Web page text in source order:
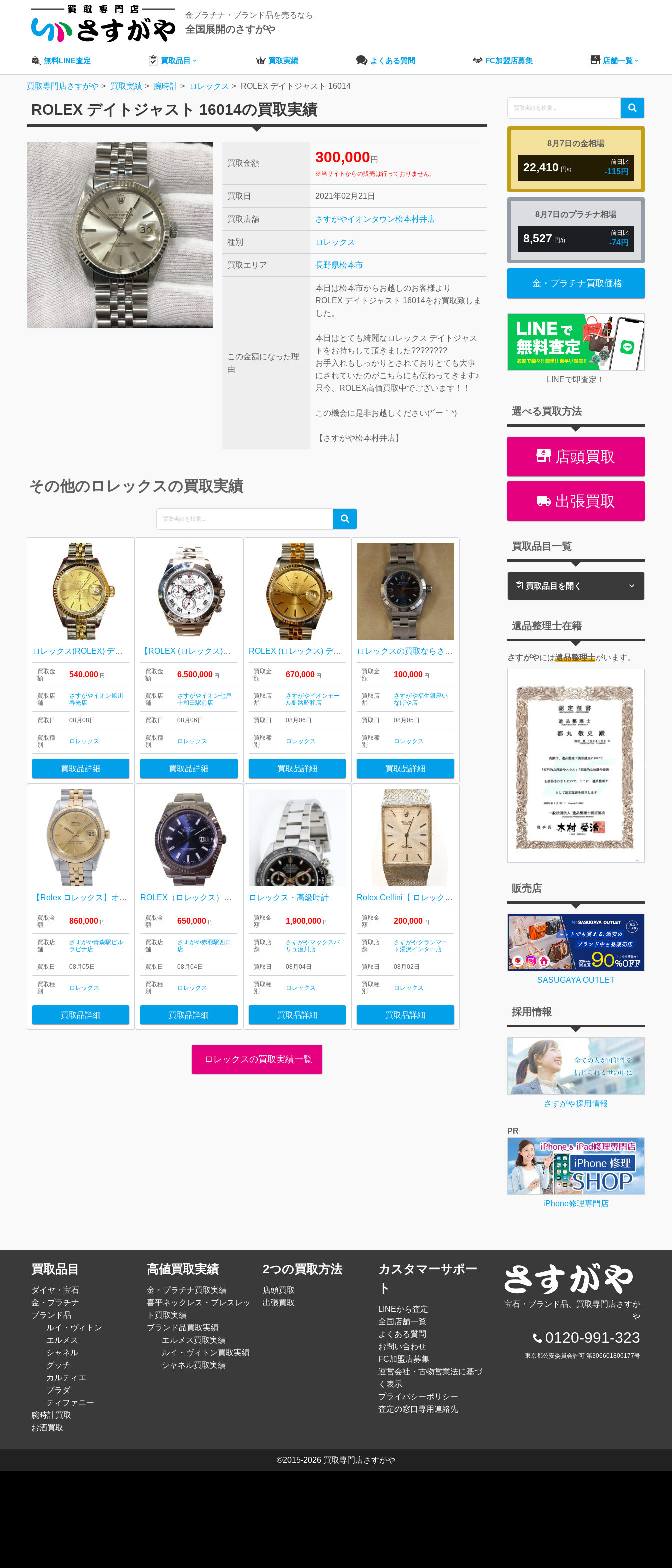
金プラチナ・ブランド品を売るなら
全国展開のさすがや
無料LINE査定 買取品目 買取実績 よくある質問 FC加盟店募集 店舗一覧
買取専門店さすがや 買取実績 腕時計 ロレックス ROLEX デイトジャスト 16014
ROLEX デイトジャスト 16014の買取実績
買取金額 300,000 円
※当サイトからの販売は行っておりません。
買取日 2021年02月21日
買取店舗 さすがやイオンタウン松本村井店
種別 ロレックス
買取エリア 長野県松本市
この金額になった理
由
本日は松本市からお越しのお客様より
ROLEX デイトジャスト 16014をお買取致しま
した。
本日はとても綺麗なロレックス デイトジャス
トをお持ちして頂きました????????
お手入れもしっかりとされておりとても大事
にされていたのがこちらにも伝わってきます♪
只今、ROLEX高価買取中でございます！！
この機会に是非お越しください(*´ー｀*)
【さすがや松本村井店】
その他のロレックスの買取実績
Search
for:
Search
ロレックス(ROLEX) デイトジャスト レディース Ref.69173 腕時計
買取金
額
540,000 円
買取店
舗
さすがやイオン旭川
春光店
買取日 08月08日
買取種
別
ロレックス
買取品詳細
【ROLEX (ロレックス)】コスモグラフ デイトナ / メテオライト文字盤 / Ref.116509
買取金
額
6,500,000 円
買取店
舗
さすがやイオン七戸
十和田駅前店
買取日 08月06日
買取種
別
ロレックス
買取品詳細
ROLEX (ロレックス) デイトジャスト Ref.16233 腕時計
買取金
額
670,000 円
買取店
舗
さすがやイオンモー
ル釧路昭和店
買取日 08月06日
買取種
別
ロレックス
買取品詳細
ロレックスの買取ならさすがや！| 福生市加美平| ROLEXオイスターパーペチュアル
買取金
額
100,000 円
買取店
舗
さすがや福生銀座い
なげや店
買取日 08月05日
買取種
別
ロレックス
買取品詳細
【Rolex ロレックス】オイスターパペチュアル・デイトジャスト・16233・ゴールドコンビ・シャンパン文字盤・メンズ・レディース
買取金
額
860,000 円
買取店
舗
さすがや青森駅ビル
ラビナ店
買取日 08月05日
買取種
別
ロレックス
買取品詳細
ROLEX（ロレックス）デイトジャストⅡ 116334 ネイビー文字盤
買取金
額
650,000 円
買取店
舗
さすがや赤羽駅西口
店
買取日 08月04日
買取種
別
ロレックス
買取品詳細
ロレックス・高級時計
買取金
額
1,900,000 円
買取店
舗
さすがやマックスバ
リュ澄川店
買取日 08月04日
買取種
別
ロレックス
買取品詳細
Rolex Cellini【 ロレックス チェリーニ 】
買取金
額
200,000 円
買取店
舗
さすがやグランマー
ト湯沢インター店
買取日 08月02日
買取種
別
ロレックス
買取品詳細
ロレックスの買取実績一覧
Search
for:
Search
8月7日の金相場
22,410 円/g
前日比
-115円
8月7日のプラチナ相場
8,527 円/g
前日比
-74円
金・プラチナ買取価格
LINEで即査定！
選べる買取方法
店頭買取
出張買取
買取品目一覧
買取品目を開く
遺品整理士在籍
さすがやには遺品整理士がいます。
販売店
SASUGAYA OUTLET
採用情報
さすがや採用情報
PR
iPhone修理専門店
買取品目
ダイヤ・宝石
金・プラチナ
ブランド品
ルイ・ヴィトン
エルメス
シャネル
グッチ
カルティエ
プラダ
ティファニー
腕時計買取
お酒買取
高値買取実績
金・プラチナ買取実績
喜平ネックレス・ブレスレッ
ト買取実績
ブランド品買取実績
エルメス買取実績
ルイ・ヴィトン買取実績
シャネル買取実績
2つの買取方法
店頭買取
出張買取
カスタマーサポー
ト
LINEから査定
全国店舗一覧
よくある質問
お問い合わせ
FC加盟店募集
運営会社・古物営業法に基づ
く表示
プライバシーポリシー
査定の窓口専用連絡先
宝石・ブランド品、買取専門店さすが
や
0120-991-323
東京都公安委員会許可 第306601806177号
©2015-2026 買取専門店さすがや